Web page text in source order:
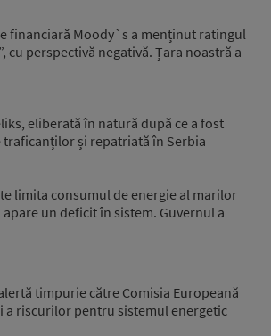
financiară Moody`s a menținut ratingul
cu perspectivă negativă. Țara noastră a
eliberată în natură după ce a fost
traficanților și repatriată în Serbia
limita consumul de energie al marilor
un deficit în sistem. Guvernul a
timpurie către Comisia Europeană
a riscurilor pentru sistemul energetic